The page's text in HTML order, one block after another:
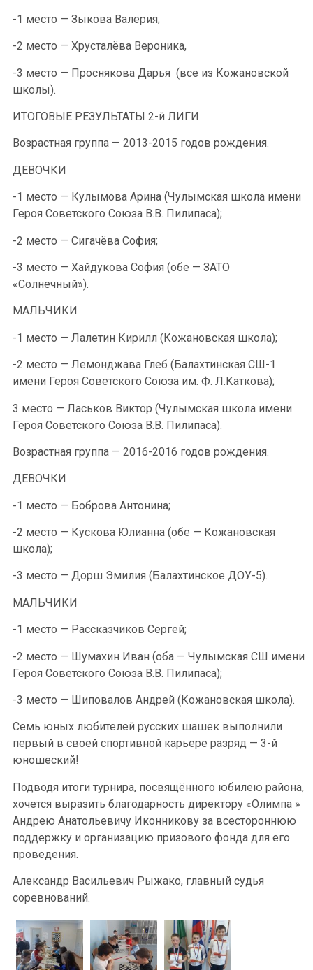
-1 место — Зыкова Валерия;
-2 место — Хрусталёва Вероника,
-3 место — Проснякова Дарья (все из Кожановской
школы).
ИТОГОВЫЕ РЕЗУЛЬТАТЫ 2-й ЛИГИ
Возрастная группа — 2013-2015 годов рождения.
ДЕВОЧКИ
-1 место — Кулымова Арина (Чулымская школа имени
Героя Советского Союза В.В. Пилипаса);
-2 место — Сигачёва София;
-3 место — Хайдукова София (обе — ЗАТО
«Солнечный»).
МАЛЬЧИКИ
-1 место — Лалетин Кирилл (Кожановская школа);
-2 место — Лемонджава Глеб (Балахтинская СШ-1
имени Героя Советского Союза им. Ф. Л.Каткова);
3 место — Ласьков Виктор (Чулымская школа имени
Героя Советского Союза В.В. Пилипаса).
Возрастная группа — 2016-2016 годов рождения.
ДЕВОЧКИ
-1 место — Боброва Антонина;
-2 место — Кускова Юлианна (обе — Кожановская
школа);
-3 место — Дорш Эмилия (Балахтинское ДОУ-5).
МАЛЬЧИКИ
-1 место — Рассказчиков Сергей;
-2 место — Шумахин Иван (оба — Чулымская СШ имени
Героя Советского Союза В.В. Пилипаса);
-3 место — Шиповалов Андрей (Кожановская школа).
Семь юных любителей русских шашек выполнили
первый в своей спортивной карьере разряд — 3-й
юношеский!
Подводя итоги турнира, посвящённого юбилею района,
хочется выразить благодарность директору «Олимпа »
Андрею Анатольевичу Иконникову за всестороннюю
поддержку и организацию призового фонда для его
проведения.
Александр Васильевич Рыжако, главный судья
соревнований.